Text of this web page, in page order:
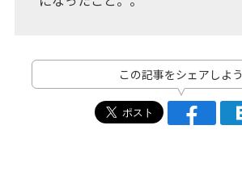
この記事をシェアしよう